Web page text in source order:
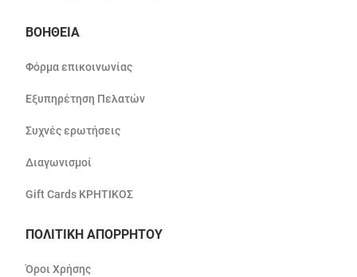
ΒΟΗΘΕΙΑ
Φόρμα επικοινωνίας
Εξυπηρέτηση Πελατών
Συχνές ερωτήσεις
Διαγωνισμοί
Gift Cards ΚΡΗΤΙΚΟΣ
ΠΟΛΙΤΙΚΗ ΑΠΟΡΡΗΤΟΥ
Όροι Χρήσης